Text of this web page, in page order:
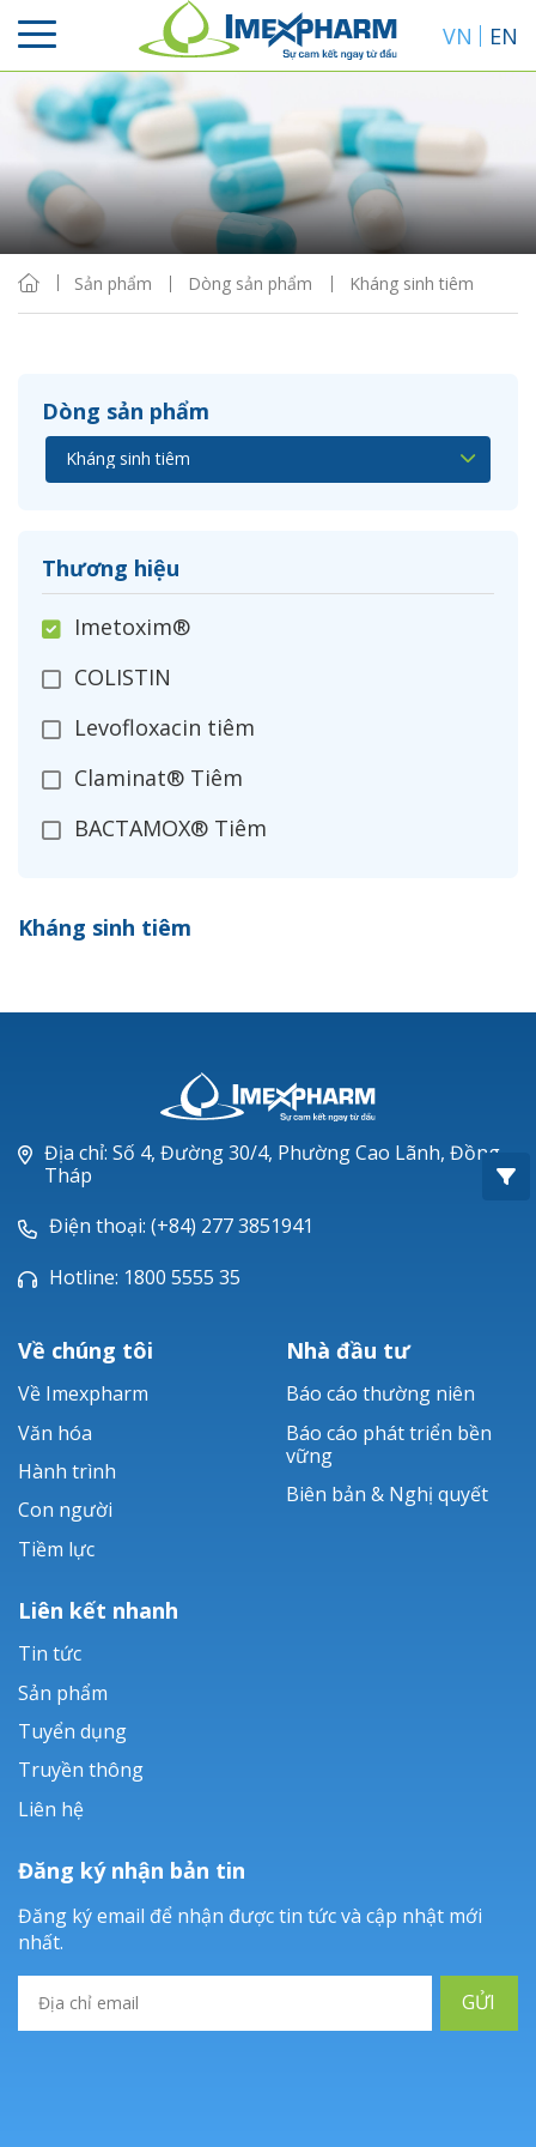
VN EN
Sản phẩm Dòng sản phẩm Kháng sinh tiêm
Dòng sản phẩm
Thương hiệu
Imetoxim®
COLISTIN
Levofloxacin tiêm
Claminat® Tiêm
BACTAMOX® Tiêm
Ceftizoxim®
Piperacillin
Ticarlinat®
Zobacta®
Bacsulfo®
Kháng sinh tiêm
Sắp xếp
Hiển thị
Địa chỉ: Số 4, Đường 30/4, Phường Cao Lãnh, Đồng
Tháp
Điện thoại: (+84) 277 3851941
Hotline: 1800 5555 35
Về chúng tôi
Về Imexpharm
Văn hóa
Hành trình
Con người
Tiềm lực
Nhà đầu tư
Báo cáo thường niên
Báo cáo phát triển bền
vững
Biên bản & Nghị quyết
Liên kết nhanh
Tin tức
Sản phẩm
Tuyển dụng
Truyền thông
Liên hệ
Đăng ký nhận bản tin
Đăng ký email để nhận được tin tức và cập nhật mới
nhất.
GỬI